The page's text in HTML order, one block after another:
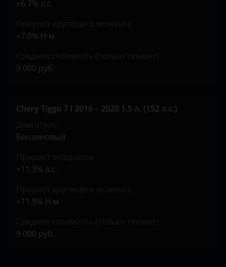
Suzuki
Volkswagen
Vortex
ВАЗ (LADA)
ЗАЗ
+6.7% л.с.
+7.0% Н·м
9 000 руб.
Chery Tiggo 7 I 2016 – 2020 1.5 л. (152 л.с.)
Бензиновый
+11.3% л.с.
+11.9% Н·м
9 000 руб.